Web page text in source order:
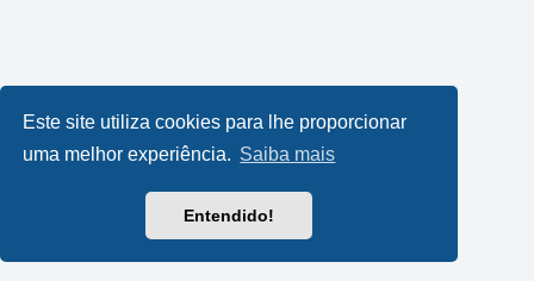
Este site utiliza cookies para lhe proporcionar
uma melhor experiência. Saiba mais
Entendido!